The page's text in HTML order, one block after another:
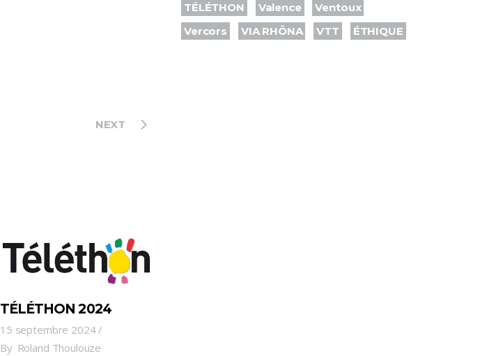
NEXT
TÉLÉTHON 2024
15 septembre 2024
By Roland Thoulouze
TÉLÉTHON
Valence
Ventoux
Vercors
VIA RHÔNA VTT ÉTHIQUE